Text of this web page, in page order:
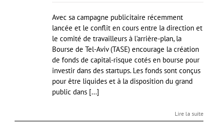
Avec sa campagne publicitaire récemment
lancée et le conflit en cours entre la direction et
le comité de travailleurs à l'arrière-plan, la
Bourse de Tel-Aviv (TASE) encourage la création
de fonds de capital-risque cotés en bourse pour
investir dans des startups. Les fonds sont conçus
pour être liquides et à la disposition du grand
public dans [...]
Lire la suite